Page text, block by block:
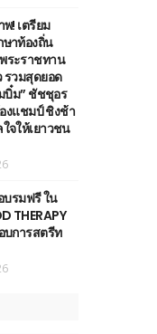
! เตรียม
าท้องถิ่น
ระราชทาน
รวมสุดยอด
บิ๋ม” ชัชชุอร
งแชมป์ ชิงช้า
จให้เยาวชน
บรมฟรี ใน
THERAPY
บการสตรีท